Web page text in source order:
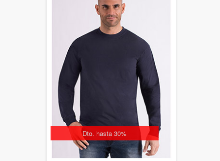
Dto. hasta 30%